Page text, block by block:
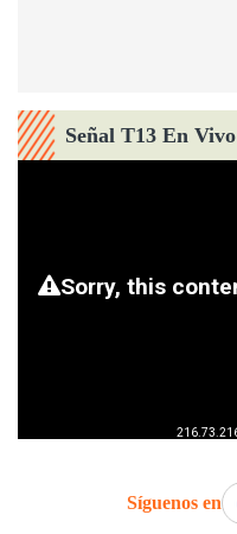
Señal T13 En Vivo
Síguenos en